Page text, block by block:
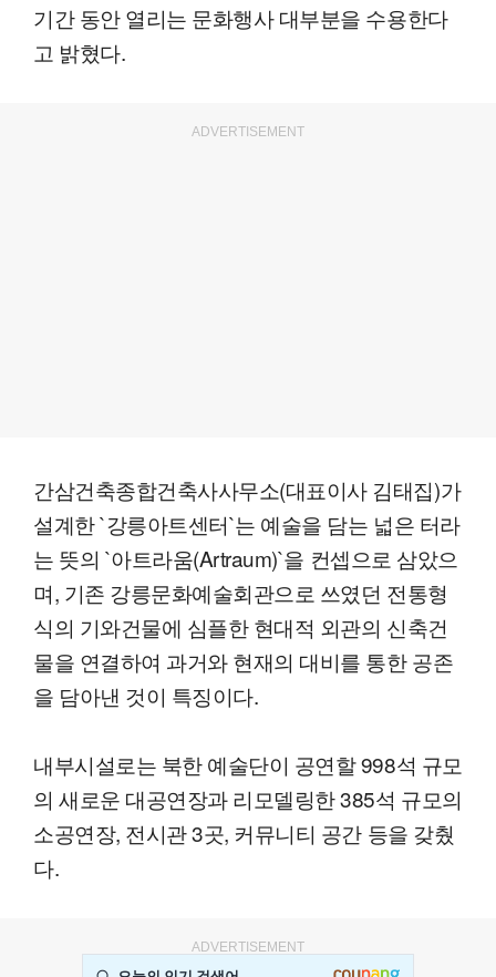
기간 동안 열리는 문화행사 대부분을 수용한다
고 밝혔다.
ADVERTISEMENT
간삼건축종합건축사사무소(대표이사 김태집)가
설계한 `강릉아트센터`는 예술을 담는 넓은 터라
는 뜻의 `아트라움(Artraum)`을 컨셉으로 삼았으
며, 기존 강릉문화예술회관으로 쓰였던 전통형
식의 기와건물에 심플한 현대적 외관의 신축건
물을 연결하여 과거와 현재의 대비를 통한 공존
을 담아낸 것이 특징이다.
내부시설로는 북한 예술단이 공연할 998석 규모
의 새로운 대공연장과 리모델링한 385석 규모의
소공연장, 전시관 3곳, 커뮤니티 공간 등을 갖췄
다.
ADVERTISEMENT